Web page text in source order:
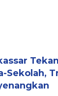
Sekolah,